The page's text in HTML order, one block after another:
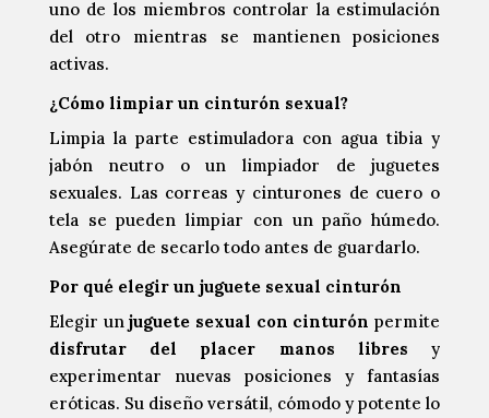
uno de los miembros controlar la estimulación
del otro mientras se mantienen posiciones
activas.
¿Cómo limpiar un cinturón sexual?
Limpia la parte estimuladora con agua tibia y
jabón neutro o un limpiador de juguetes
sexuales. Las correas y cinturones de cuero o
tela se pueden limpiar con un paño húmedo.
Asegúrate de secarlo todo antes de guardarlo.
Por qué elegir un juguete sexual cinturón
Elegir unjuguete sexual con cinturón permite
disfrutar del placer manos libres y
experimentar nuevas posiciones y fantasías
eróticas. Su diseño versátil, cómodo y potente lo